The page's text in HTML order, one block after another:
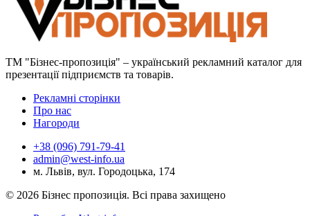
ТМ "Бізнес-пропозиція" – український рекламний каталог для
презентації підприємств та товарів.
Рекламні сторінки
Про нас
Нагороди
+38 (096) 791-79-41
admin@west-info.ua
м. Львів, вул. Городоцька, 174
© 2026 Бізнес пропозиція. Всі права захищено